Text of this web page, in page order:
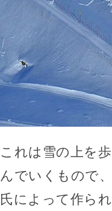
これは雪の上を
んでいくもので
氏によって作られ